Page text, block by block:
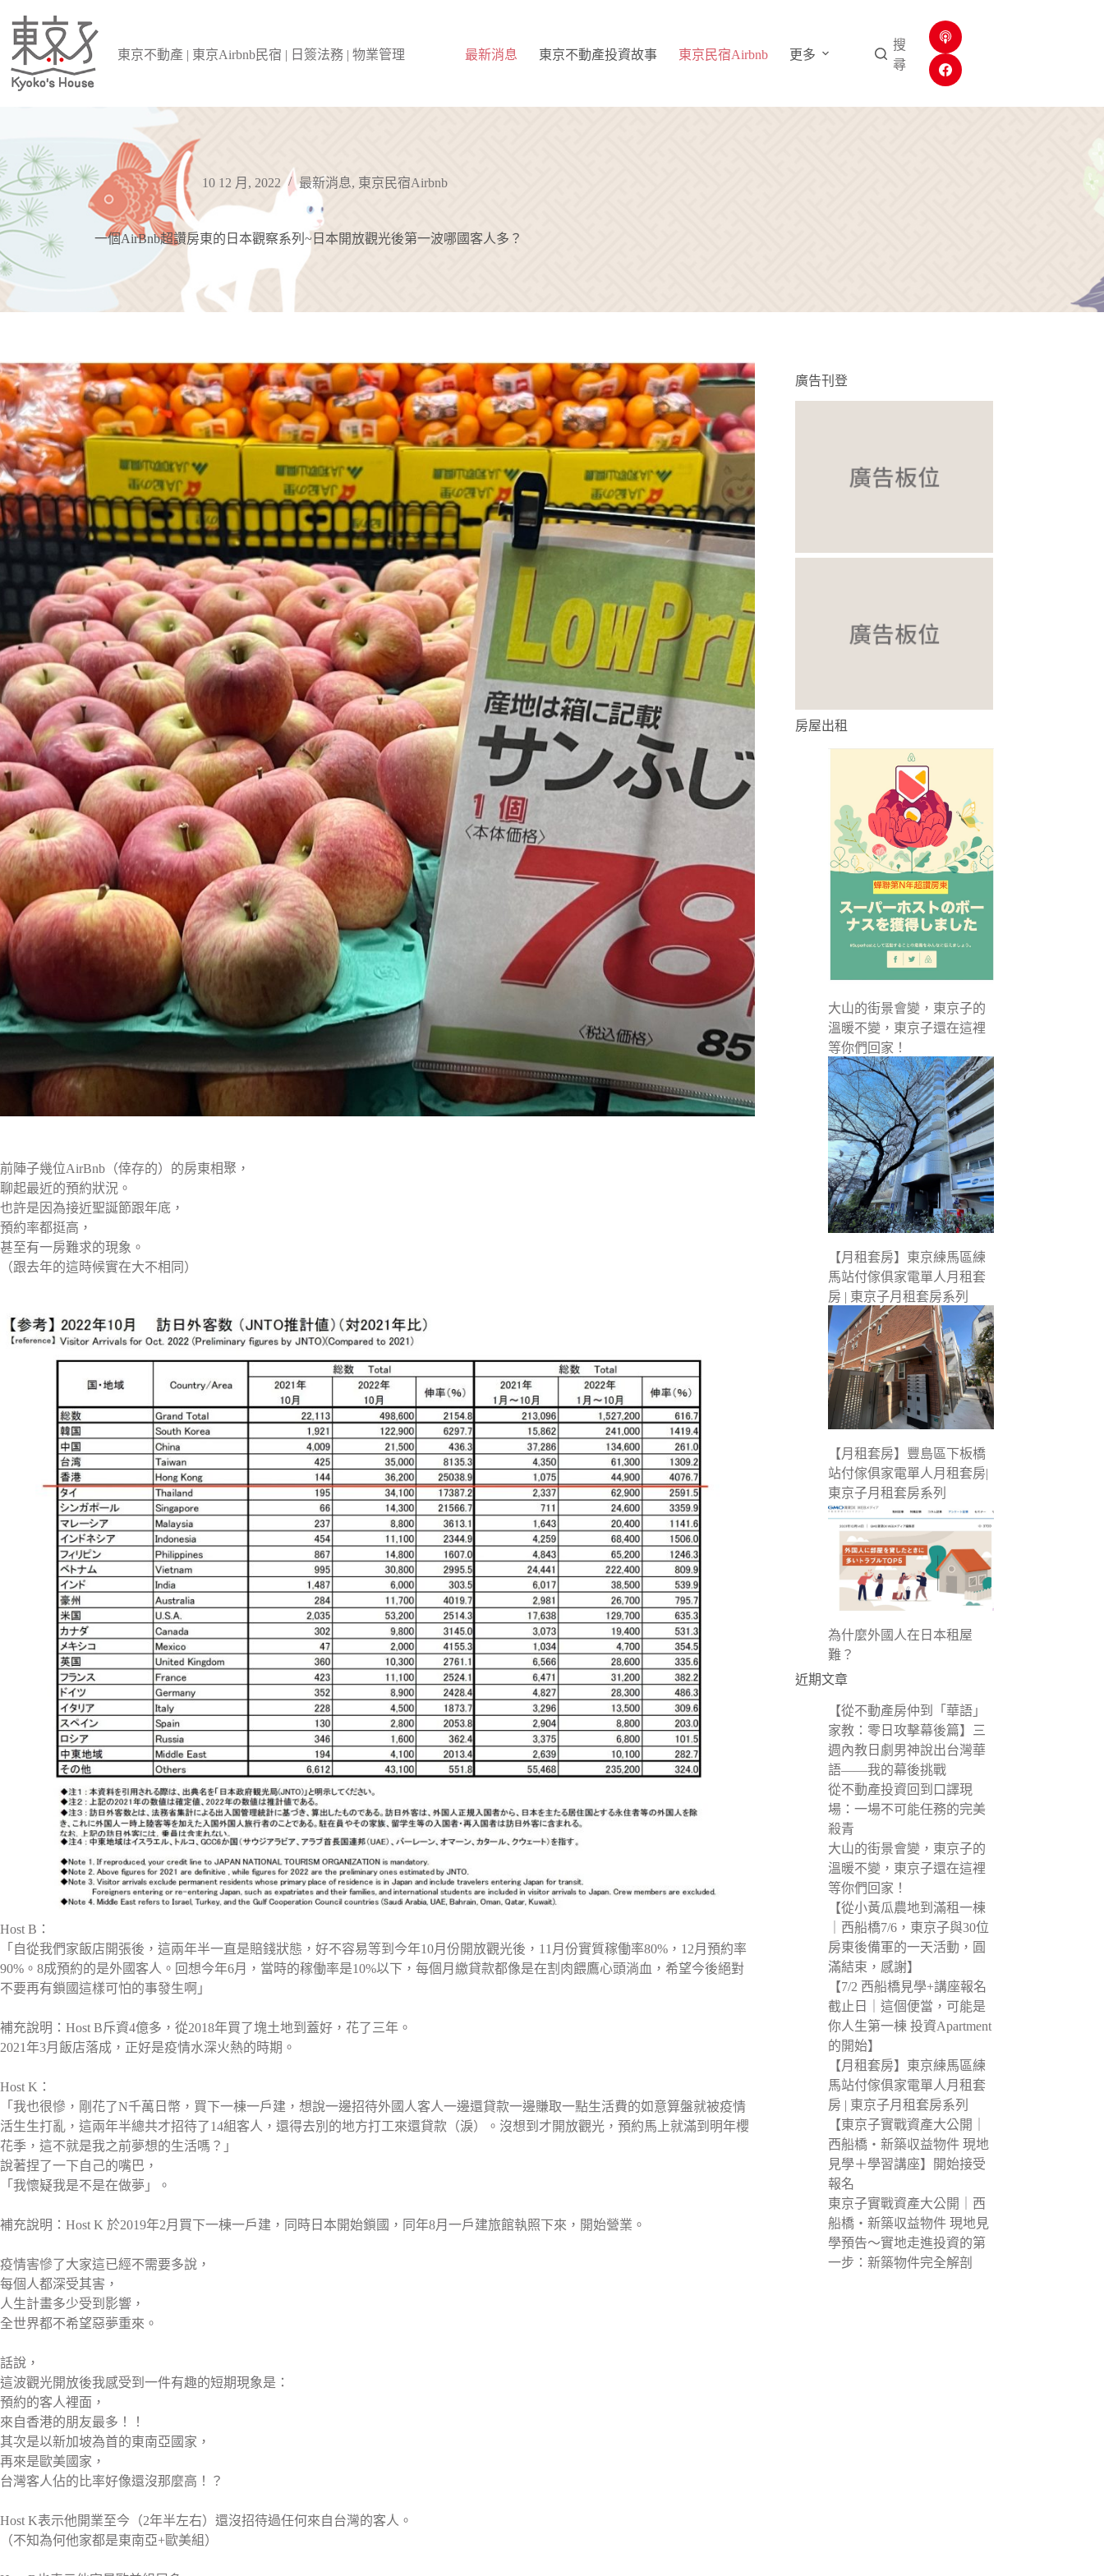
要
內
東京不動產 | 東京Airbnb民宿 | 日簽法務 | 物業管理 最新消息 東京不動產投資故事 東京民宿Airbnb 更多
搜
尋
10 12 月, 2022 最新消息, 東京民宿Airbnb
一個AirBnb超讚房東的日本觀察系列~日本開放觀光後第一波哪國客人多？
前陣子幾位AirBnb（倖存的）的房東相聚，
聊起最近的預約狀況。
也許是因為接近聖誕節跟年底，
預約率都挺高，
甚至有一房難求的現象。
（跟去年的這時候實在大不相同）
Host B：
「自從我們家飯店開張後，這兩年半一直是賠錢狀態，好不容易等到今年10月份開放觀光後，11月份實質稼働率80%，12月預約率
90%。8成預約的是外國客人。回想今年6月，當時的稼働率是10%以下，每個月繳貸款都像是在割肉餵鷹心頭淌血，希望今後絕對
不要再有鎖國這樣可怕的事發生啊」
補充說明：Host B斥資4億多，從2018年買了塊土地到蓋好，花了三年。
2021年3月飯店落成，正好是疫情水深火熱的時期。
Host K：
「我也很慘，剛花了N千萬日幣，買下一棟一戶建，想說一邊招待外國人客人一邊還貸款一邊賺取一點生活費的如意算盤就被疫情
活生生打亂，這兩年半總共才招待了14組客人，還得去別的地方打工來還貸款（淚）。沒想到才開放觀光，預約馬上就滿到明年櫻
花季，這不就是我之前夢想的生活嗎？」
說著捏了一下自己的嘴巴，
「我懷疑我是不是在做夢」。
補充說明：Host K 於2019年2月買下一棟一戶建，同時日本開始鎖國，同年8月一戶建旅館執照下來，開始營業。
疫情害慘了大家這已經不需要多說，
每個人都深受其害，
人生計畫多少受到影響，
全世界都不希望惡夢重來。
話說，
這波觀光開放後我感受到一件有趣的短期現象是：
預約的客人裡面，
來自香港的朋友最多！！
其次是以新加坡為首的東南亞國家，
再來是歐美國家，
台灣客人佔的比率好像還沒那麼高！？
Host K表示他開業至今（2年半左右）還沒招待過任何來自台灣的客人。
（不知為何他家都是東南亞+歐美組）
廣告刊登
房屋出租
大山的街景會變，東京子的
溫暖不變，東京子還在這裡
等你們回家！
【月租套房】東京練馬區練
馬站付傢俱家電單人月租套
房 | 東京子月租套房系列
【月租套房】豐島區下板橋
站付傢俱家電單人月租套房|
東京子月租套房系列
為什麼外國人在日本租屋
難？
近期文章
【從不動產房仲到「華語」
家教：零日攻擊幕後篇】三
週內教日劇男神說出台灣華
語——我的幕後挑戰
從不動產投資回到口譯現
場：一場不可能任務的完美
殺青
大山的街景會變，東京子的
溫暖不變，東京子還在這裡
等你們回家！
【從小黃瓜農地到滿租一棟
｜西船橋7/6，東京子與30位
房東後備軍的一天活動，圓
滿結束，感謝】
【7/2 西船橋見學+講座報名
截止日｜這個便當，可能是
你人生第一棟 投資Apartment
的開始】
【月租套房】東京練馬區練
馬站付傢俱家電單人月租套
房 | 東京子月租套房系列
【東京子實戰資產大公開｜
西船橋・新築収益物件 現地
見學＋學習講座】開始接受
報名
東京子實戰資產大公開｜西
船橋・新築収益物件 現地見
學預告〜實地走進投資的第
一步：新築物件完全解剖